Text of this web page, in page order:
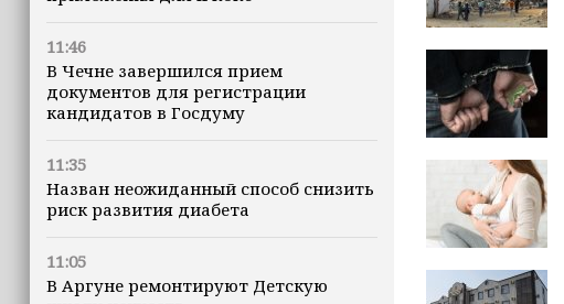
11:46
В Чечне завершился прием
документов для регистрации
кандидатов в Госдуму
11:35
Назван неожиданный способ снизить
риск развития диабета
11:05
В Аргуне ремонтируют Детскую